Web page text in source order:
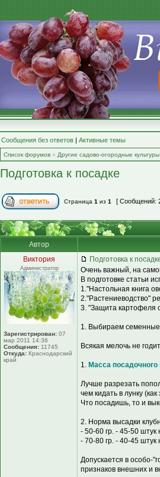
Сообщения без ответов | Активные темы
Список форумов » Другие садово-огородные культуры
Подготовка к посадке
Страница 1 из 1 [ Сообщений:
Автор
Виктория
Администратор
Зарегистрирован: 07
мар 2011 14:36
Сообщения: 11745
Откуда: Краснодарский
край
Подготовка к
Очень важный, на
В подготовке статьи
1."Настольная книга
2."Растениеводство"
3. "Защита картофеля
1. Выбираем семенные
Всякая мелочь не
1. Масса
Лучше разрезать
чем кидать в лунку
Что посадишь, то и
2. Норма высадки
- 50-60 гр. - 45-50 штук
- 70-80 гр. - 40-45 штук
Допускается в особо-
признаков внешних и